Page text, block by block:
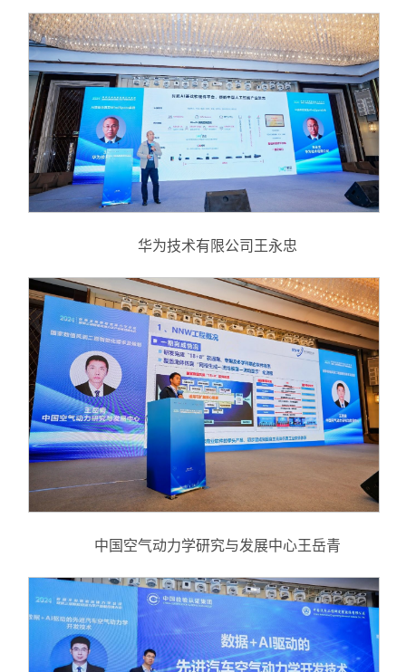
华为技术有限公司王永忠
中国空气动力学研究与发展中心王岳青